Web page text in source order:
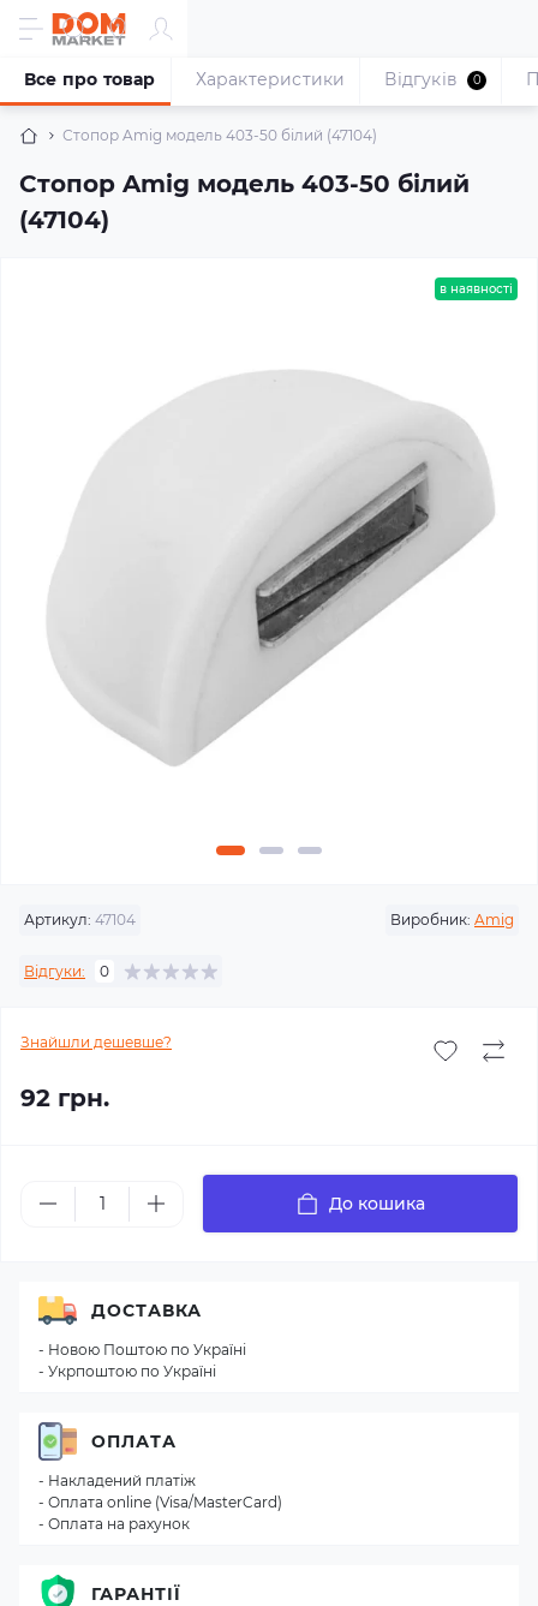
Стопор Amig модель 403-50 білий (47104)
Стопор Amig модель 403-50 білий
(47104)
Все про товар Характеристики Відгуків 0
в наявності
Артикул: 47104 Виробник: Amig
Відгуки: 0
Знайшли дешевше?
92 грн.
До кошика
ДОСТАВКА
- Новою Поштою по Україні
- Укрпоштою по Україні
ОПЛАТА
- Накладений платіж
- Оплата online (Visa/MasterCard)
- Оплата на рахунок
ГАРАНТІЇ